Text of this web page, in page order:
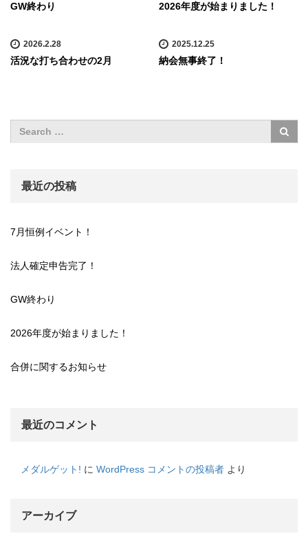
GW終わり 2026年度が始まりました！
2026.2.28
活況な打ち合わせの2月
2025.12.25
納会無事終了！
最近の投稿
7月恒例イベント！
法人確定申告完了！
GW終わり
2026年度が始まりました！
合併に関するお知らせ
最近のコメント
メダルゲット! に WordPress コメントの投稿者 より
アーカイブ